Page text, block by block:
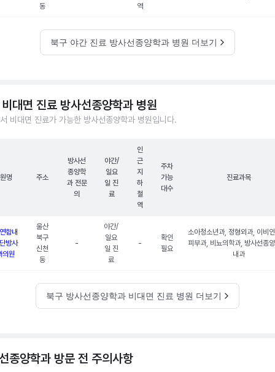
동
역
북구 야간 진료 방사선종양학과 병원 더보기
대면 진료 방사선종양학과 병원
비대면 진료가 가능한 방사선종양학과 병원입니다.
명 주소
방사선
종양학
과 전문
의
야간/
일요
일 진
료
인
근
지
하
철
역
주차
가능
대수
진료과목
합내
방사
의원
울산
북구
신천
동
-
야간/
일요
일 진
료
-
확인
필요
소아청소년과, 정형외과, 이비인
피부과, 비뇨의학과, 방사선종양
내과
북구 방사선종양학과 비대면 진료 병원 더보기
종양학과 방문 전 주의사항